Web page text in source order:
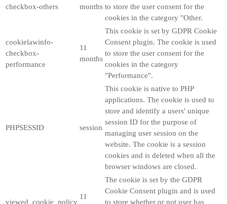
checkbox-others
months to store the user consent for the
cookies in the category "Other.
cookielawinfo-
checkbox-
performance
11
months
This cookie is set by GDPR Cookie
Consent plugin. The cookie is used
to store the user consent for the
cookies in the category
"Performance".
PHPSESSID session
This cookie is native to PHP
applications. The cookie is used to
store and identify a users' unique
session ID for the purpose of
managing user session on the
website. The cookie is a session
cookies and is deleted when all the
browser windows are closed.
viewed_cookie_policy
11
The cookie is set by the GDPR
Cookie Consent plugin and is used
to store whether or not user has